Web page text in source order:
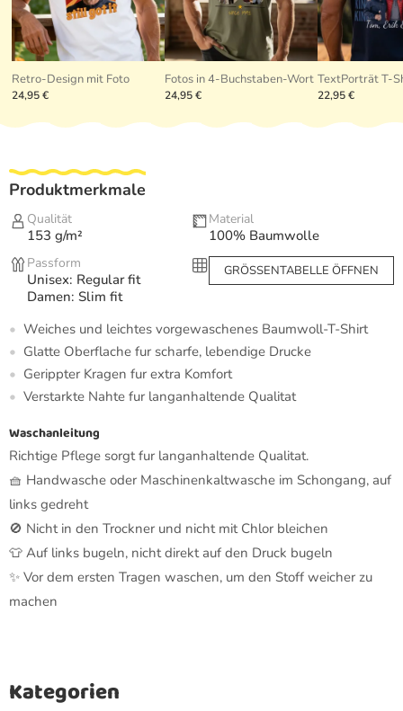
Retro-Design mit Foto
24,95 €
Fotos in 4-Buchstaben-Wort
24,95 €
TextPorträt T-
22,95 €
Kategorien
Produktmerkmale
Qualität
153 g/m²
Material
100% Baumwolle
Passform
Unisex: Regular fit
Damen: Slim fit
GRÖSSENTABELLE ÖFFNEN
Weiches und leichtes vorgewaschenes Baumwoll-T-Shirt
Glatte Oberflache fur scharfe, lebendige Drucke
Gerippter Kragen fur extra Komfort
Verstarkte Nahte fur langanhaltende Qualitat
Waschanleitung
Richtige Pflege sorgt fur langanhaltende Qualitat.
🧺 Handwasche oder Maschinenkaltwasche im Schongang, auf
links gedreht
🚫 Nicht in den Trockner und nicht mit Chlor bleichen
👕 Auf links bugeln, nicht direkt auf den Druck bugeln
✨ Vor dem ersten Tragen waschen, um den Stoff weicher zu
machen